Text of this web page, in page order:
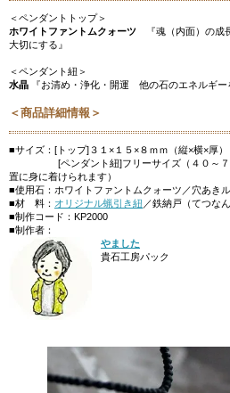
＜ペンダントトップ＞
ホワイトファントムクォーツ 『魂（内面）の成
大切にする』
＜ペンダント紐＞
水晶 『お清め・浄化・開運 他の石のエネルギー
＜商品詳細情報＞
■サイズ：[トップ]３１×１５×８ｍｍ（縦×横×厚）
[ペンダント紐]フリーサイズ（４０～７０
置に身に着けられます）
■使用石：ホワイトファントムクォーツ／穴あき
■材 料： オリジナル蝋引き紐 ／鉄納戸（てつな
■制作コード：KP2000
■制作者：
やました
貴石工房パック